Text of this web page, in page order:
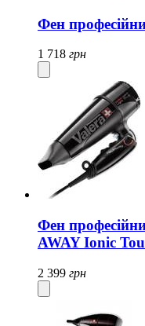
Фен
1 718 грн
Фен
AWAY Ionic
2 399 грн